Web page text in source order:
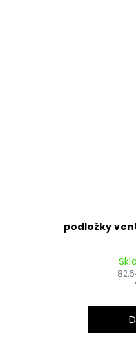
podložky